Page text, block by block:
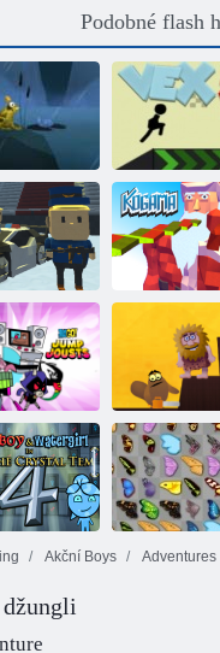
Podobné flash
Runaway
ropucha
Vex 5
Kogama:
Lyžařské
skoky!!
Kogama:
Vánoční
titáni
skoky
na skoky
Adam a Eva
Love Quest
a Voda 4
Akční Boys Adventures